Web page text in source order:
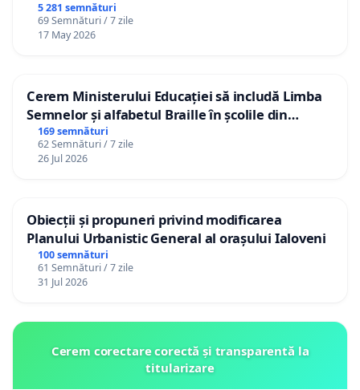
5 281 semnături
69 Semnături / 7 zile
17 May 2026
Cerem Ministerului Educației să includă Limba
Semnelor și alfabetul Braille în școlile din
Republica Moldova!
169 semnături
62 Semnături / 7 zile
26 Jul 2026
Obiecții și propuneri privind modificarea
Planului Urbanistic General al orașului Ialoveni
100 semnături
61 Semnături / 7 zile
31 Jul 2026
Cerem corectare corectă și transparentă la
titularizare